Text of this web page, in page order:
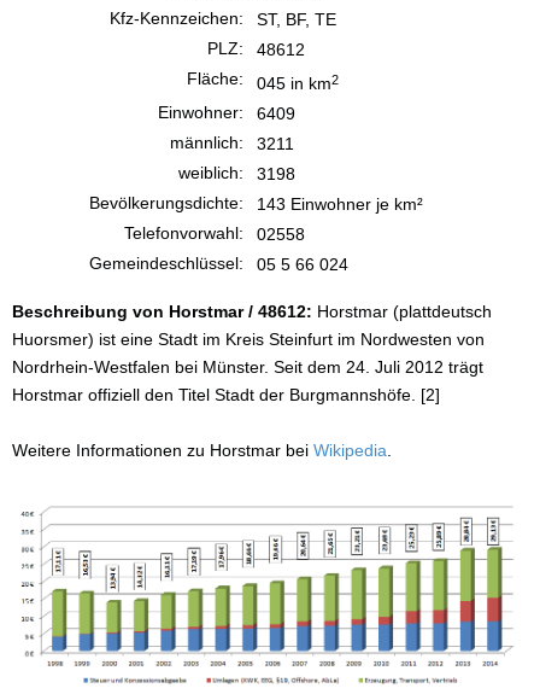
Kfz-Kennzeichen:
ST, BF, TE
PLZ:
48612
Fläche:
045 in km2
Einwohner:
6409
männlich:
3211
weiblich:
3198
Bevölkerungsdichte:
143 Einwohner je km²
Telefonvorwahl:
02558
Gemeindeschlüssel:
05 5 66 024
Beschreibung von Horstmar / 48612: Horstmar (plattdeutsch
Huorsmer) ist eine Stadt im Kreis Steinfurt im Nordwesten von
Nordrhein-Westfalen bei Münster. Seit dem 24. Juli 2012 trägt
Horstmar offiziell den Titel Stadt der Burgmannshöfe. [2]
Weitere Informationen zu Horstmar bei Wikipedia